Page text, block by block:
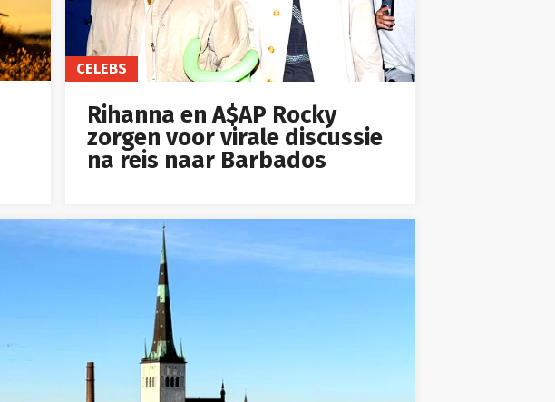
CELEBS
Rihanna en A$AP Rocky
zorgen voor virale discussie
na reis naar Barbados